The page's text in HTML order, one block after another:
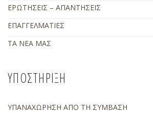
ΕΡΩΤΗΣΕΙΣ – ΑΠΑΝΤΗΣΕΙΣ
ΕΠΑΓΓΕΛΜΑΤΙΕΣ
ΤΑ ΝΕΑ ΜΑΣ
ΥΠΟΣΤΗΡΙΞΗ
ΥΠΑΝΑΧΩΡΗΣΗ ΑΠΟ ΤΗ ΣΥΜΒΑΣΗ